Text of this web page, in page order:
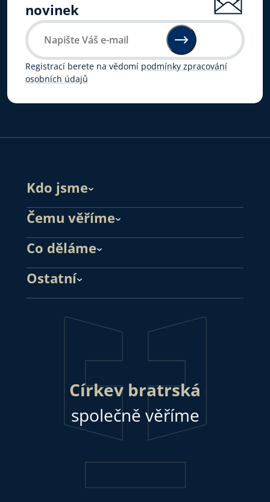
novinek
Registrací berete na vědomí podmínky zpracování
osobních údajů
Kdo jsme
Čemu věříme
Co děláme
Ostatní
Církev bratrská
společně věříme